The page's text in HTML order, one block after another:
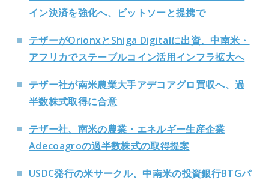
イン決済を強化へ、ビットソーと提携で
テザーがOrionxとShiga Digitalに出資、中南米・
アフリカでステーブルコイン活用インフラ拡大へ
テザー社が南米農業大手アデコアグロ買収へ、過
半数株式取得に合意
テザー社、南米の農業・エネルギー生産企業
Adecoagroの過半数株式の取得提案
USDC発行の米サークル、中南米の投資銀行BTGパ